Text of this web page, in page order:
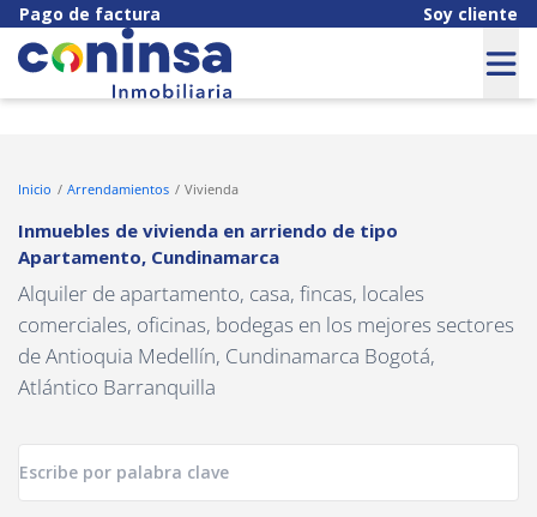
Pago de factura Soy cliente
Inicio Arrendamientos Vivienda
Inmuebles de vivienda en arriendo de tipo
Apartamento, Cundinamarca
Alquiler de apartamento, casa, fincas, locales
comerciales, oficinas, bodegas en los mejores sectores
de Antioquia Medellín, Cundinamarca Bogotá,
Atlántico Barranquilla
Navigated to Inmuebles de vivienda en arriendo de tipo